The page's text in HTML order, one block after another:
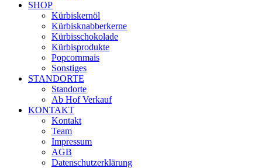
SHOP
Kürbiskernöl
Kürbisknabberkerne
Kürbisschokolade
Kürbisprodukte
Popcornmais
Sonstiges
STANDORTE
Standorte
Ab Hof Verkauf
KONTAKT
Kontakt
Team
Impressum
AGB
Datenschutzerklärung